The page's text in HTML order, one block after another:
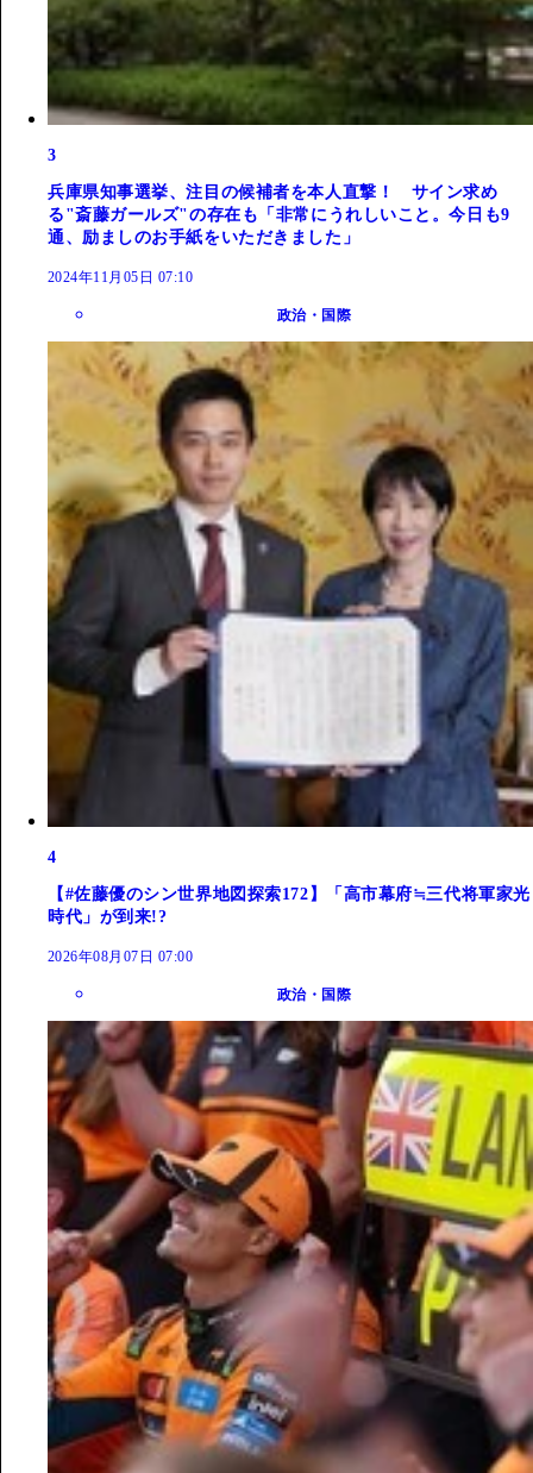
3
兵庫県知事選挙、注目の候補者を本人直撃！ サイン求め
る"斎藤ガールズ"の存在も「非常にうれしいこと。今日も9
通、励ましのお手紙をいただきました」
2024年11月05日 07:10
政治・国際
4
【#佐藤優のシン世界地図探索172】「高市幕府≒三代将軍家光
時代」が到来!?
2026年08月07日 07:00
政治・国際